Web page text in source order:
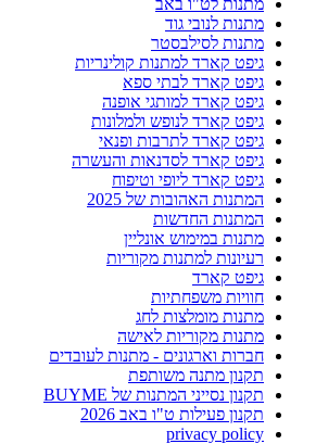
מתנות לט"ו באב
מתנות לנובי גוד
מתנות לסילבסטר
גיפט קארד למתנות קולינריות
גיפט קארד לבתי ספא
גיפט קארד למותגי אופנה
גיפט קארד לנופש ולמלונות
גיפט קארד לתרבות ופנאי
גיפט קארד לסדנאות והעשרה
גיפט קארד ליופי וטיפוח
המתנות האהובות של 2025
המתנות החדשות
מתנות במימוש אונליין
רעיונות למתנות מקוריות
גיפט קארד
חוויות משפחתיות
מתנות מומלצות לחג
מתנות מקוריות לאישה
חברות וארגונים - מתנות לעובדים
תקנון מתנה משותפת
תקנון נסייני המתנות של BUYME
תקנון פעילות ט"ו באב 2026
privacy policy